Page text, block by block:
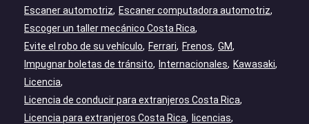
Escaner automotriz
Escaner computadora automotriz
Escoger un taller mecánico Costa Rica
Evite el robo de su vehículo
Ferrari Frenos GM
Impugnar boletas de tránsito
Internacionales
Kawasaki
Licencia
Licencia de conducir para extranjeros Costa Rica
Licencia para extranjeros Costa Rica
licencias